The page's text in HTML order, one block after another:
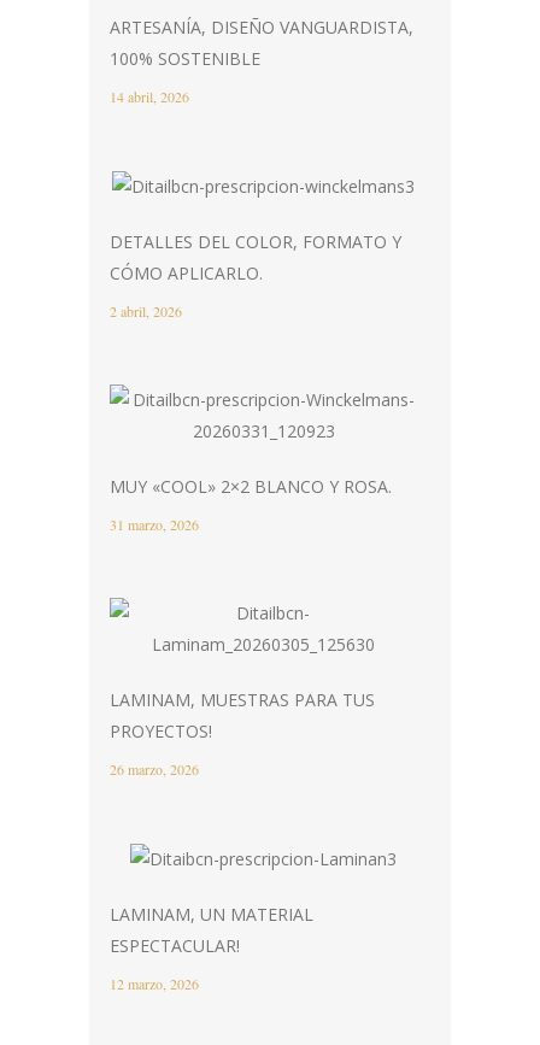
ARTESANÍA, DISEÑO VANGUARDISTA,
100% SOSTENIBLE
14 abril, 2026
DETALLES DEL COLOR, FORMATO Y
CÓMO APLICARLO.
2 abril, 2026
MUY «COOL» 2×2 BLANCO Y ROSA.
31 marzo, 2026
LAMINAM, MUESTRAS PARA TUS
PROYECTOS!
26 marzo, 2026
LAMINAM, UN MATERIAL
ESPECTACULAR!
12 marzo, 2026